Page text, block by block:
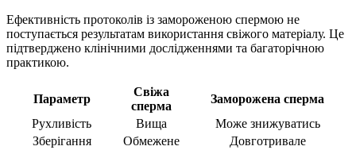
Ефективність протоколів із замороженою спермою не
поступається результатам використання свіжого матеріалу. Це
підтверджено клінічними дослідженнями та багаторічною
практикою.
Параметр
Свіжа
сперма
Заморожена сперма
Рухливість
Вища
Може знижуватись
Зберігання
Обмежене
Довготривале